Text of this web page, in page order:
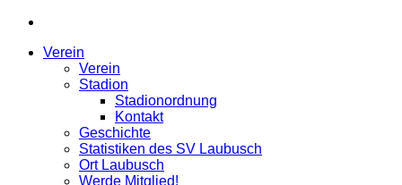
Verein
Verein
Stadion
Stadionordnung
Kontakt
Geschichte
Statistiken des SV Laubusch
Ort Laubusch
Werde Mitglied!